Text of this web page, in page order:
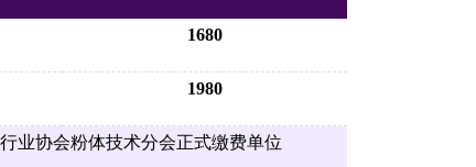
1680
1980
业协会粉体技术分会正式缴费单位